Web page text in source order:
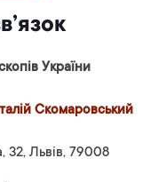
України
Скомаровський
32, Львів, 79008